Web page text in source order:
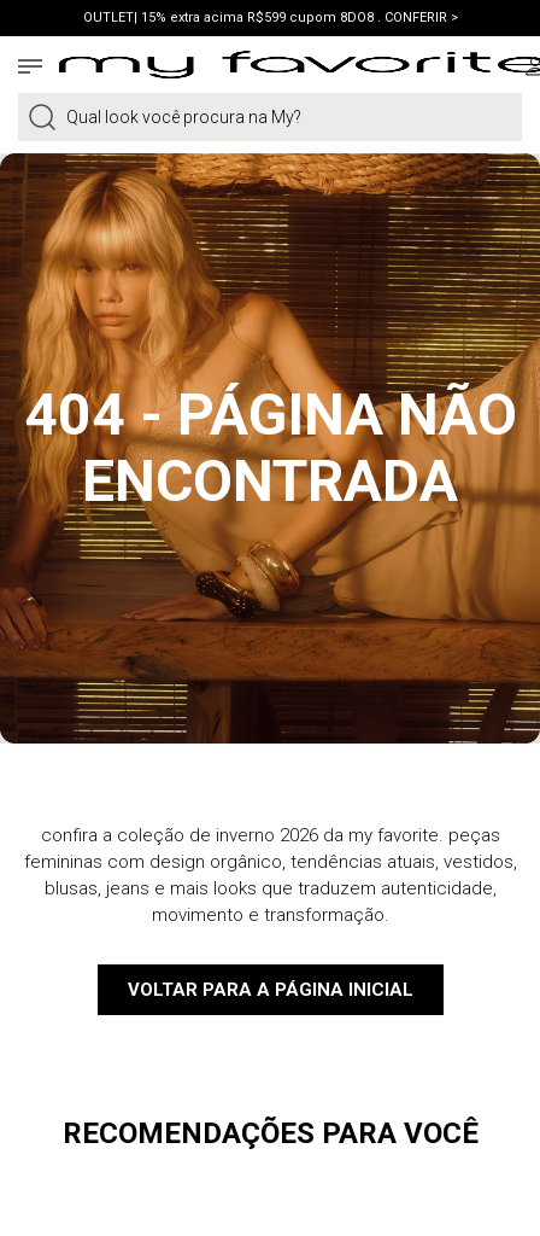
OUTLET| 15% extra acima R$599 cupom 8DO8 . CONFERIR >
PRIMEIRA COMPRA | ganhe 10% cupom WELCOME. VER LOOKS >
Qual look você procura na My?
404 - PÁGINA NÃO
ENCONTRADA
confira a coleção de inverno 2026 da my favorite. peças
femininas com design orgânico, tendências atuais, vestidos,
blusas, jeans e mais looks que traduzem autenticidade,
movimento e transformação.
VOLTAR PARA A PÁGINA INICIAL
RECOMENDAÇÕES PARA VOCÊ